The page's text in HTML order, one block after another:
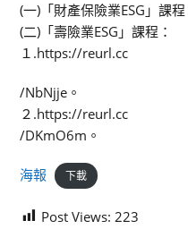
(一)「財產保險業ESG」課
(二)「壽險業ESG」課程：
１.https://reurl.cc
/NbNjje。
２.https://reurl.cc
/DKmO6m。
海報 下載
Post Views: 223